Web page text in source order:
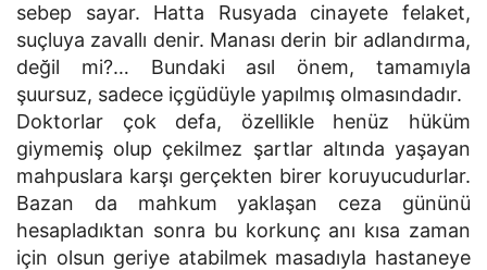
sebep sayar. Hatta Rusyada cinayete felaket,
suçluya zavallı denir. Manası derin bir adlandırma,
değil mi?… Bundaki asıl önem, tamamıyla
şuursuz, sadece içgüdüyle yapılmış olmasındadır.
Doktorlar çok defa, özellikle henüz hüküm
giymemiş olup çekilmez şartlar altında yaşayan
mahpuslara karşı gerçekten birer koruyucudurlar.
Bazan da mahkum yaklaşan ceza gününü
hesapladıktan sonra bu korkunç anı kısa zaman
için olsun geriye atabilmek masadıyla hastaneye